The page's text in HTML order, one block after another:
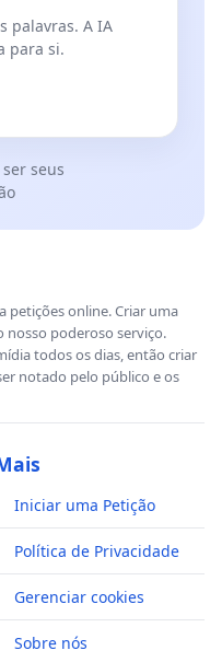
palavras. A IA
para si.
seus
petições online. Criar uma
poderoso serviço.
todos os dias, então criar
notado pelo público e os
Iniciar uma Petição
Política de Privacidade
Gerenciar cookies
Sobre nós